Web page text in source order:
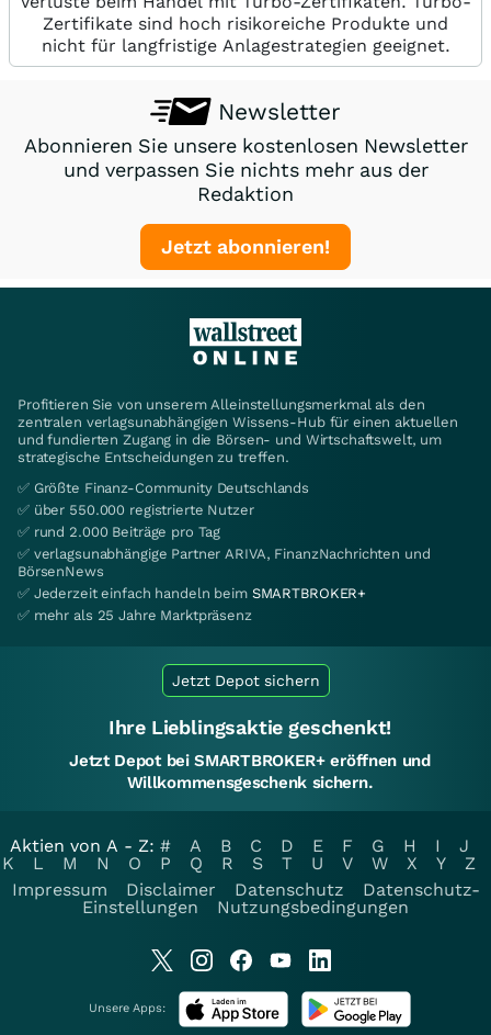
Zertifikate sind hoch risikoreiche Produkte und
nicht für langfristige Anlagestrategien geeignet.
Newsletter
Abonnieren Sie unsere kostenlosen Newsletter
und verpassen Sie nichts mehr aus der
Redaktion
Jetzt abonnieren!
Profitieren Sie von unserem Alleinstellungsmerkmal als den
zentralen verlagsunabhängigen Wissens-Hub für einen aktuellen
und fundierten Zugang in die Börsen- und Wirtschaftswelt, um
strategische Entscheidungen zu treffen.
✅ Größte Finanz-Community Deutschlands
✅ über 550.000 registrierte Nutzer
✅ rund 2.000 Beiträge pro Tag
✅ verlagsunabhängige Partner ARIVA, FinanzNachrichten und
BörsenNews
✅ Jederzeit einfach handeln beim SMARTBROKER+
✅ mehr als 25 Jahre Marktpräsenz
Jetzt Depot sichern
Ihre Lieblingsaktie geschenkt!
Jetzt Depot bei SMARTBROKER+ eröffnen und
Willkommensgeschenk sichern.
Aktien von A - Z: # A B C D E F G H I
J
K
L M N O P Q R S T U V W X Y
Z
Impressum
Disclaimer Datenschutz
Datenschutz-
Einstellungen
Nutzungsbedingungen
Unsere Apps: